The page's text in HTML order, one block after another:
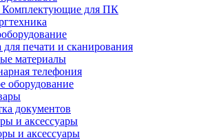
Комплектующие для ПК
для печати и сканирования
материалы
телефония
оборудование
документов
и аксессуары
и аксессуары